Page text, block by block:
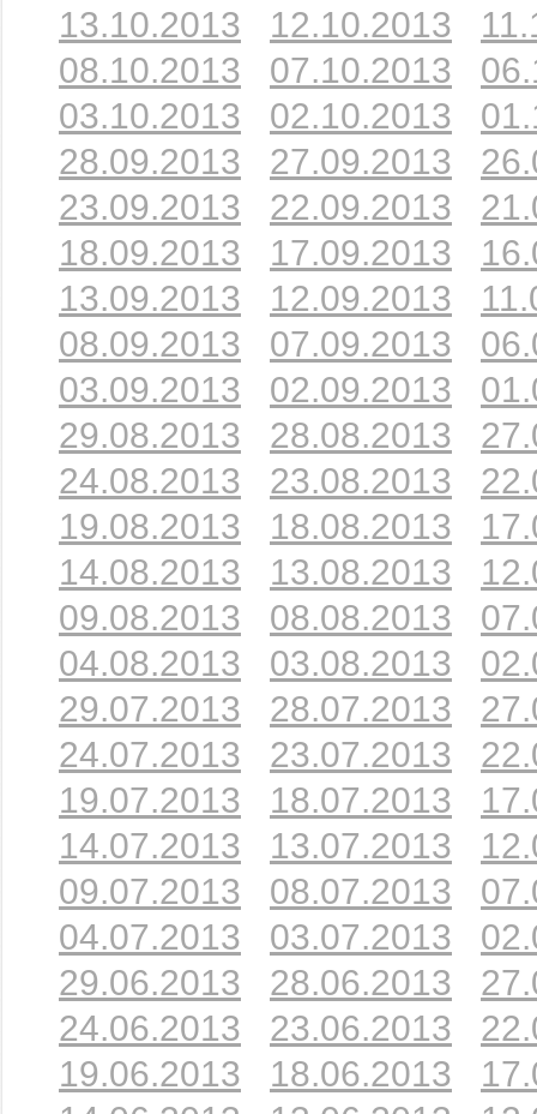
13.10.2013
12.10.2013
08.10.2013
07.10.2013
03.10.2013
02.10.2013
28.09.2013
27.09.2013
23.09.2013
22.09.2013
18.09.2013
17.09.2013
13.09.2013
12.09.2013
08.09.2013
07.09.2013
03.09.2013
02.09.2013
29.08.2013
28.08.2013
24.08.2013
23.08.2013
19.08.2013
18.08.2013
14.08.2013
13.08.2013
09.08.2013
08.08.2013
04.08.2013
03.08.2013
29.07.2013
28.07.2013
24.07.2013
23.07.2013
19.07.2013
18.07.2013
14.07.2013
13.07.2013
09.07.2013
08.07.2013
04.07.2013
03.07.2013
29.06.2013
28.06.2013
24.06.2013
23.06.2013
19.06.2013
18.06.2013